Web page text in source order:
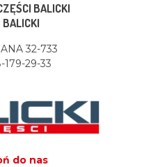
BALICKI
BALICKI
32-733
179-29-33
do nas